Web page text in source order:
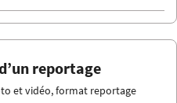
reportage
et vidéo, format reportage